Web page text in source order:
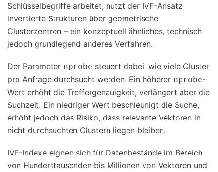
Schlüsselbegriffe arbeitet, nutzt der IVF-Ansatz
invertierte Strukturen über geometrische
Clusterzentren – ein konzeptuell ähnliches, technisch
jedoch grundlegend anderes Verfahren.
Der Parameter nprobe steuert dabei, wie viele Cluster
pro Anfrage durchsucht werden. Ein höherer nprobe-
Wert erhöht die Treffergenauigkeit, verlängert aber die
Suchzeit. Ein niedriger Wert beschleunigt die Suche,
erhöht jedoch das Risiko, dass relevante Vektoren in
nicht durchsuchten Clustern liegen bleiben.
IVF-Indexe eignen sich für Datenbestände im Bereich
von Hunderttausenden bis Millionen von Vektoren und